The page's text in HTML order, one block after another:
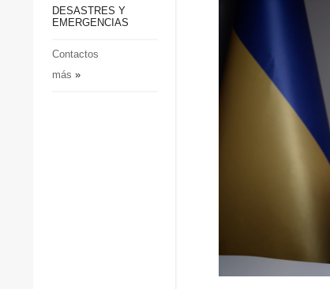
Sociedad y Cultura
DESASTRES Y
EMERGENCIAS
Contactos
más »